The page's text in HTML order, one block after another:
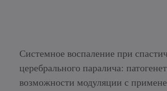
Системное воспаление при
церебрального паралича:
возможности модуляции с